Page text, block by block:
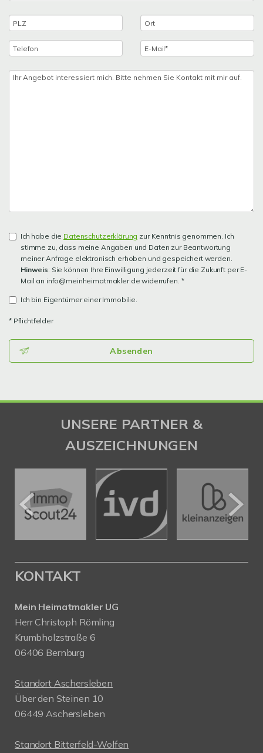
Ich habe die Datenschutzerklärung zur Kenntnis genommen. Ich
stimme zu, dass meine Angaben und Daten zur Beantwortung
meiner Anfrage elektronisch erhoben und gespeichert werden.
Hinweis: Sie können Ihre Einwilligung jederzeit für die Zukunft per E-
Mail an info@meinheimatmakler.de widerrufen. *
Ich bin Eigentümer einer Immobilie.
* Pflichtfelder
Absenden
UNSERE PARTNER &
AUSZEICHNUNGEN
KONTAKT
Mein Heimatmakler UG
Herr Christoph Römling
Krumbholzstraße 6
06406 Bernburg
Standort Aschersleben
Über den Steinen 10
06449 Aschersleben
Standort Bitterfeld-Wolfen